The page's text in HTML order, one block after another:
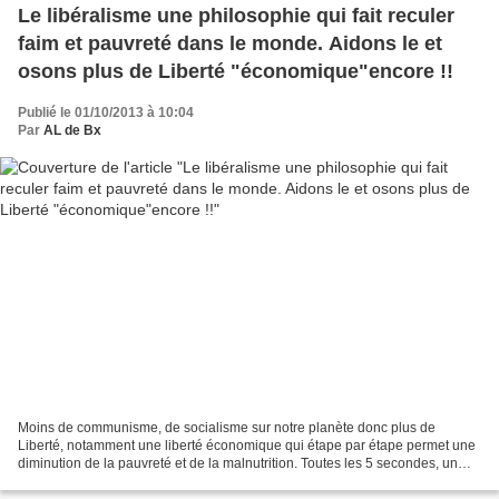
Le libéralisme une philosophie qui fait reculer
faim et pauvreté dans le monde. Aidons le et
osons plus de Liberté "économique"encore !!
Publié le 01/10/2013 à 10:04
Par AL de Bx
Moins de communisme, de socialisme sur notre planète donc plus de
Liberté, notamment une liberté économique qui étape par étape permet une
diminution de la pauvreté et de la malnutrition. Toutes les 5 secondes, un